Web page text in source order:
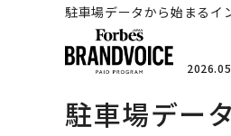
駐車場データから始まる
駐車場デー